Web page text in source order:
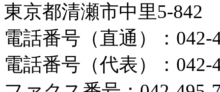
東京都清瀬市中里5-
電話番号（直通）：042-
電話番号（代表）：042-